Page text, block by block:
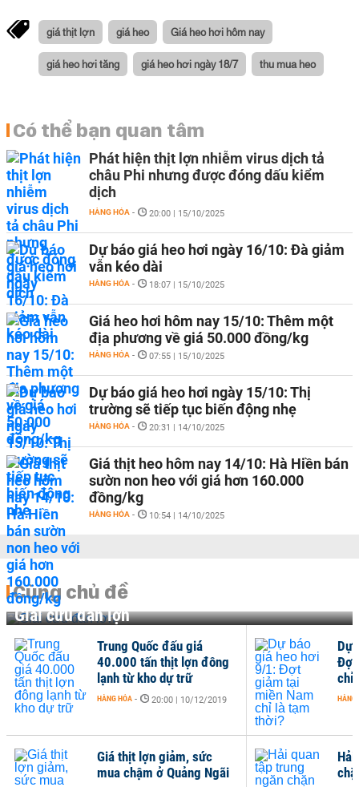
giá thịt lợn giá heo Giá heo hơi hôm nay
giá heo hơi tăng giá heo hơi ngày 18/7 thu mua heo
Có thể bạn quan tâm
Phát hiện thịt lợn nhiễm virus dịch tả
châu Phi nhưng được đóng dấu kiểm
dịch
HÀNG HÓA - 20:00 | 15/10/2025
Dự báo giá heo hơi ngày 16/10: Đà giảm
vẫn kéo dài
HÀNG HÓA - 18:07 | 15/10/2025
Giá heo hơi hôm nay 15/10: Thêm một
địa phương về giá 50.000 đồng/kg
HÀNG HÓA - 07:55 | 15/10/2025
Dự báo giá heo hơi ngày 15/10: Thị
trường sẽ tiếp tục biến động nhẹ
HÀNG HÓA - 20:31 | 14/10/2025
Giá thịt heo hôm nay 14/10: Hà Hiền bán
sườn non heo với giá hơn 160.000
đồng/kg
HÀNG HÓA - 10:54 | 14/10/2025
Cùng chủ đề
Giải cứu đàn lợn
Trung Quốc đấu giá
40.000 tấn thịt lợn đông
lạnh từ kho dự trữ
HÀNG HÓA - 20:00 | 10/12/2019
Giá thịt lợn giảm, sức
mua chậm ở Quảng Ngãi
Dự
Đợt
chỉ
HÀNG
Hải